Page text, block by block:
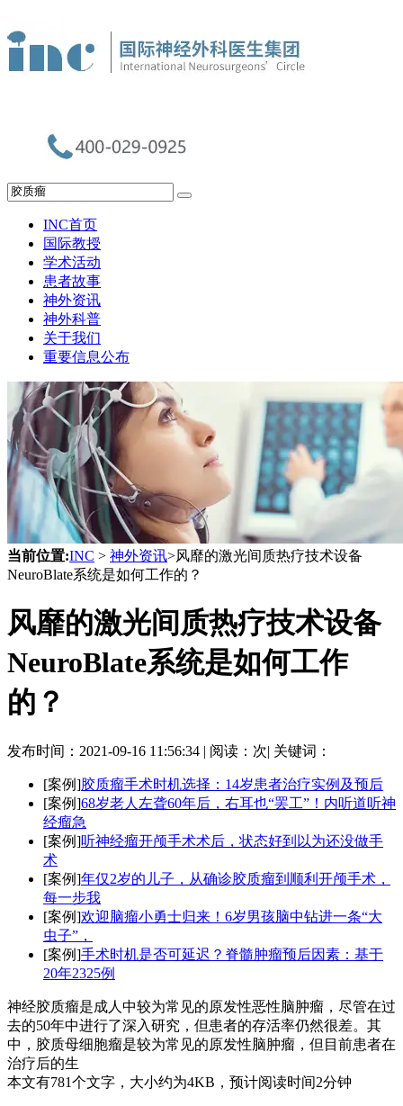
INC首页
国际教授
学术活动
患者故事
神外资讯
神外科普
关于我们
重要信息公布
当前位置:INC > 神外资讯>风靡的激光间质热疗技术设备
NeuroBlate系统是如何工作的？
风靡的激光间质热疗技术设备
NeuroBlate系统是如何工作
的？
发布时间： 2021-09-16 11:56:34 | 阅读： 次| 关键词：
[案例]胶质瘤手术时机选择：14岁患者治疗实例及预后
[案例]68岁老人左聋60年后，右耳也“罢工”！内听道听神
经瘤急
[案例]听神经瘤开颅手术术后，状态好到以为还没做手
术
[案例]年仅2岁的儿子，从确诊胶质瘤到顺利开颅手术，
每一步我
[案例]欢迎脑瘤小勇士归来！6岁男孩脑中钻进一条“大
虫子”，
[案例]手术时机是否可延迟？脊髓肿瘤预后因素：基于
20年2325例
神经胶质瘤是成人中较为常见的原发性恶性脑肿瘤，尽管在过
去的50年中进行了深入研究，但患者的存活率仍然很差。其
中，胶质母细胞瘤是较为常见的原发性脑肿瘤，但目前患者在
治疗后的生
本文有781个文字，大小约为4KB，预计阅读时间2分钟